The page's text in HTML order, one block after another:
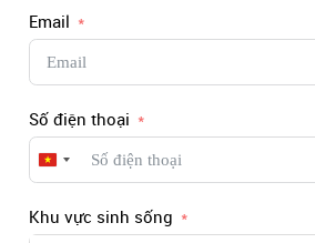
Email
Số điện thoại
Vietnam
+84
Khu vực sinh sống